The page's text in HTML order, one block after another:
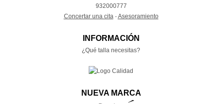
932000777
Concertar una cita· Asesoramiento
INFORMACIÓN
¿Qué talla necesitas?
NUEVA MARCA